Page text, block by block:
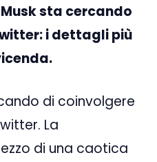
sta cercando
i dettagli più
di coinvolgere
La
di una caotica